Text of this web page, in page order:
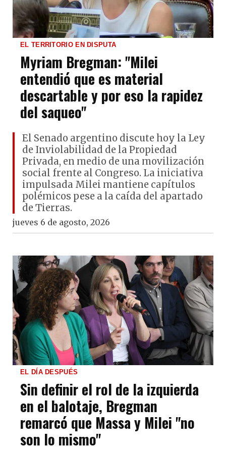
EL TERRITORIO EN DISPUTA
Myriam Bregman: "Milei
entendió que es material
descartable y por eso la rapidez
del saqueo"
El Senado argentino discute hoy la Ley
de Inviolabilidad de la Propiedad
Privada, en medio de una movilización
social frente al Congreso. La iniciativa
impulsada Milei mantiene capítulos
polémicos pese a la caída del apartado
de Tierras.
jueves 6 de agosto, 2026
EL DÍA DESPUÉS
Sin definir el rol de la izquierda
en el balotaje, Bregman
remarcó que Massa y Milei "no
son lo mismo"